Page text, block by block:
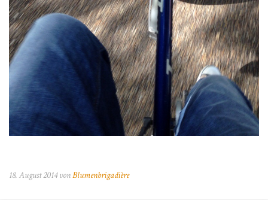
18. August 2014 vonBlumenbrigadière